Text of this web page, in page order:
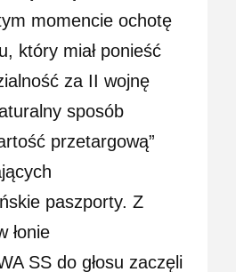
momencie ochotę
który miał ponieść
za II wojnę
sposób
przetargową”
paszporty. Z
łonie
SS do głosu zaczęli